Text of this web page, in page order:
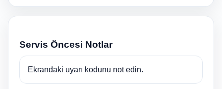
Servis Öncesi Notlar
Ekrandaki uyarı kodunu not edin.